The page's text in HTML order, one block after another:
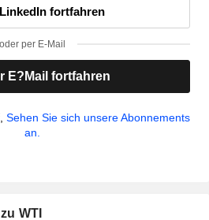
fortfahren
oder per E-Mail
E?Mail fortfahren
Sehen Sie sich unsere Abonnements
an.
WTI